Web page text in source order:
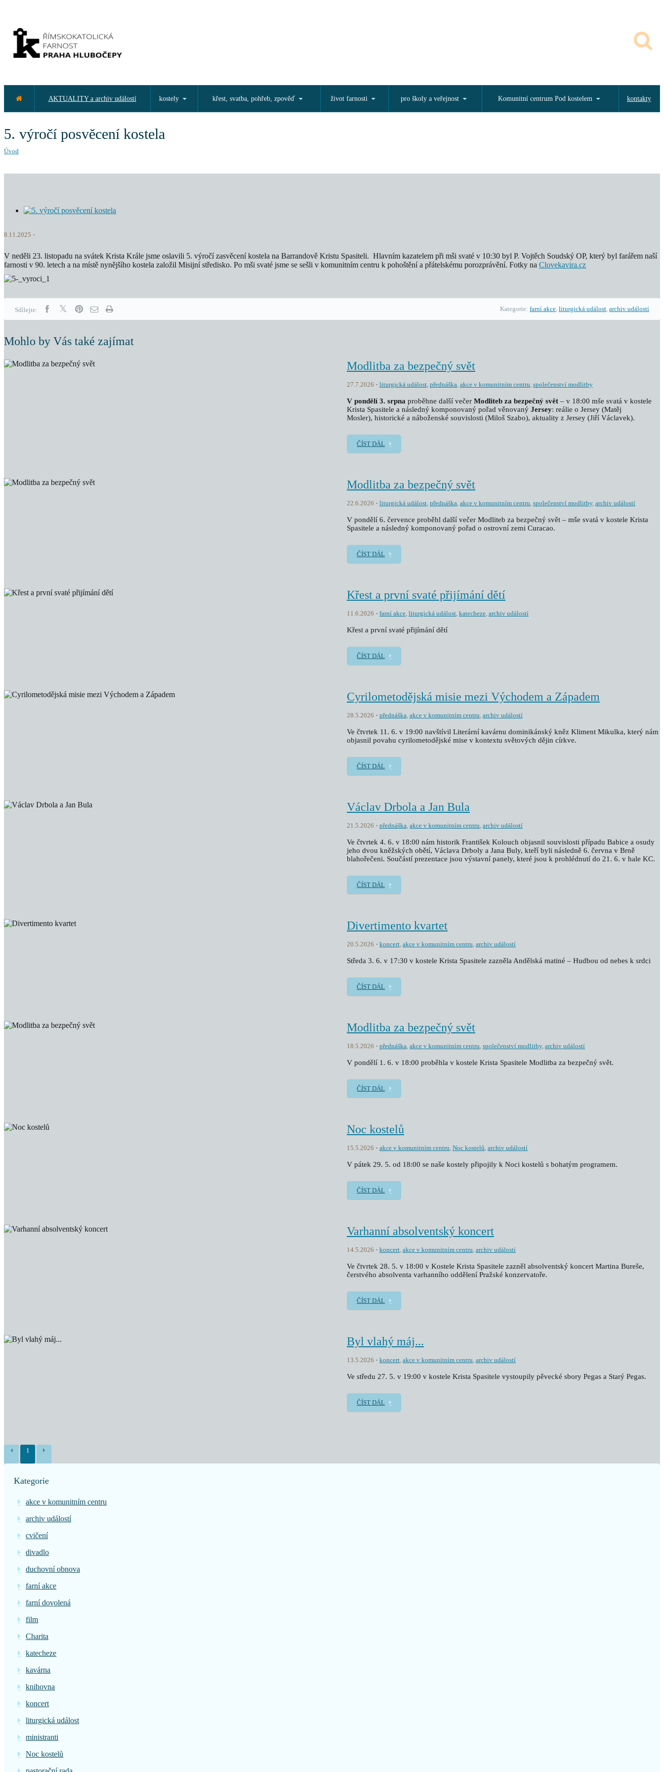
AKTUALITY a archiv událostí kostely křest, svatba, pohřeb, zpověď život farnosti pro školy a veřejnost Komunitní centrum Pod kostelem kontakty
5. výročí posvěcení kostela
Úvod
8.11.2025
V neděli 23. listopadu na svátek Krista Krále jsme oslavili 5. výročí zasvěcení kostela na Barrandově Kristu Spasiteli. Hlavním kazatelem při mši svaté v 10:30 byl P. Vojtěch Soudský OP, který byl farářem naší
farnosti v 90. letech a na místě nynějšího kostela založil Misijní středisko. Po mši svaté jsme se sešli v komunitním centru k pohoštění a přátelskému porozprávění. Fotky na Clovekavira.cz
Sdílejte: Kategorie: farní akce, liturgická událost, archiv událostí
Mohlo by Vás také zajímat
Modlitba za bezpečný svět
27.7.2026 liturgická událost, přednáška, akce v komunitním centru, společenství modlitby
V pondělí 3. srpna proběhne další večer Modliteb za bezpečný svět – v 18:00 mše svatá v kostele
Krista Spasitele a následný komponovaný pořad věnovaný Jersey: reálie o Jersey (Matěj
Mosler), historické a náboženské souvislosti (Miloš Szabo), aktuality z Jersey (Jiří Václavek).
ČÍST DÁL
Modlitba za bezpečný svět
22.6.2026 liturgická událost, přednáška, akce v komunitním centru, společenství modlitby, archiv událostí
V pondělí 6. července proběhl další večer Modliteb za bezpečný svět – mše svatá v kostele Krista
Spasitele a následný komponovaný pořad o ostrovní zemi Curacao.
ČÍST DÁL
Křest a první svaté přijímání dětí
11.6.2026 farní akce, liturgická událost, katecheze, archiv událostí
Křest a první svaté přijímání dětí
ČÍST DÁL
Cyrilometodějská misie mezi Východem a Západem
28.5.2026 přednáška, akce v komunitním centru, archiv událostí
Ve čtvrtek 11. 6. v 19:00 navštívil Literární kavárnu dominikánský kněz Kliment Mikulka, který nám
objasnil povahu cyrilometodějské mise v kontextu světových dějin církve.
ČÍST DÁL
Václav Drbola a Jan Bula
21.5.2026 přednáška, akce v komunitním centru, archiv událostí
Ve čtvrtek 4. 6. v 18:00 nám historik František Kolouch objasnil souvislosti případu Babice a osudy
jeho dvou kněžských obětí, Václava Drboly a Jana Buly, kteří byli následně 6. června v Brně
blahořečeni. Součástí prezentace jsou výstavní panely, které jsou k prohlédnutí do 21. 6. v hale KC.
ČÍST DÁL
Divertimento kvartet
20.5.2026 koncert, akce v komunitním centru, archiv událostí
Středa 3. 6. v 17:30 v kostele Krista Spasitele zazněla Andělská matiné – Hudbou od nebes k srdci
ČÍST DÁL
Modlitba za bezpečný svět
18.5.2026 přednáška, akce v komunitním centru, společenství modlitby, archiv událostí
V pondělí 1. 6. v 18:00 proběhla v kostele Krista Spasitele Modlitba za bezpečný svět.
ČÍST DÁL
Noc kostelů
15.5.2026 akce v komunitním centru, Noc kostelů, archiv událostí
V pátek 29. 5. od 18:00 se naše kostely připojily k Noci kostelů s bohatým programem.
ČÍST DÁL
Varhanní absolventský koncert
14.5.2026 koncert, akce v komunitním centru, archiv událostí
Ve čtvrtek 28. 5. v 18:00 v Kostele Krista Spasitele zazněl absolventský koncert Martina Bureše,
čerstvého absolventa varhanního oddělení Pražské konzervatoře.
ČÍST DÁL
Byl vlahý máj...
13.5.2026 koncert, akce v komunitním centru, archiv událostí
Ve středu 27. 5. v 19:00 v kostele Krista Spasitele vystoupily pěvecké sbory Pegas a Starý Pegas.
ČÍST DÁL
1
Kategorie
akce v komunitním centru
archiv událostí
cvičení
divadlo
duchovní obnova
farní akce
farní dovolená
film
Charita
katecheze
kavárna
knihovna
koncert
liturgická událost
ministranti
Noc kostelů